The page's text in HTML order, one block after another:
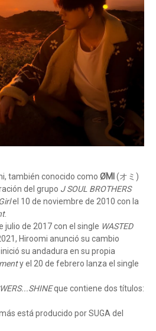
también conocido como ØMI (オミ)
del grupo J SOUL BROTHERS
el 10 de noviembre de 2010 con la
.
julio de 2017 con el single WASTED
Hiroomi anunció su cambio
su andadura en su propia
y el 20 de febrero lanza el single
que contiene dos títulos:
está producido por SUGA del